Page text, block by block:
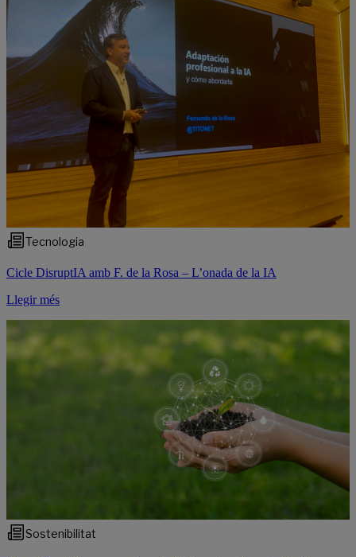
Tecnologia
Cicle DisruptIA amb F. de la Rosa – L’onada de la IA
Llegir més
Sostenibilitat